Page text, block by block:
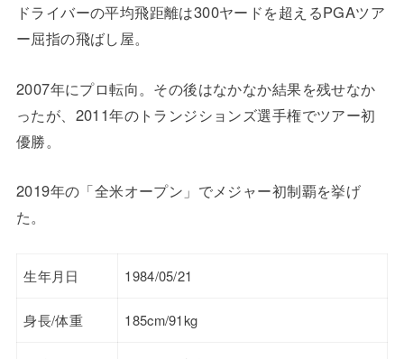
ドライバーの平均飛距離は300ヤードを超えるPGAツア
ー屈指の飛ばし屋。
2007年にプロ転向。その後はなかなか結果を残せなか
ったが、2011年のトランジションズ選手権でツアー初
優勝。
2019年の「全米オープン」でメジャー初制覇を挙げ
た。
生年月日 1984/05/21
身長/体重 185cm/91kg